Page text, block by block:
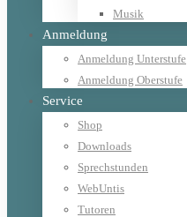
Musik
Anmeldung
Anmeldung Unterstufe
Anmeldung Oberstufe
Service
Shop
Downloads
Sprechstunden
WebUntis
Tutoren